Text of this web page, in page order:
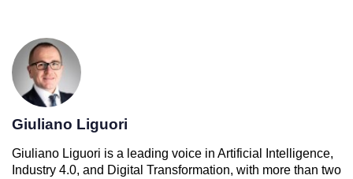
Giuliano Liguori
Giuliano Liguori is a leading voice in Artificial Intelligence,
Industry 4.0, and Digital Transformation, with more than two